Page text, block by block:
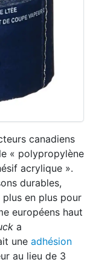
canadiens
« polypropylène
acrylique ».
durables,
en plus pour
européens haut
a
une adhésion
au lieu de 3